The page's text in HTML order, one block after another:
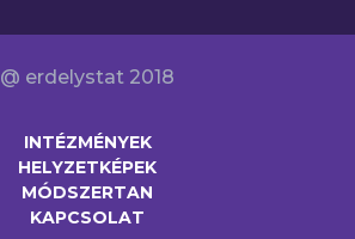
@ erdelystat 2018
INTÉZMÉNYEK
HELYZETKÉPEK
MÓDSZERTAN
KAPCSOLAT